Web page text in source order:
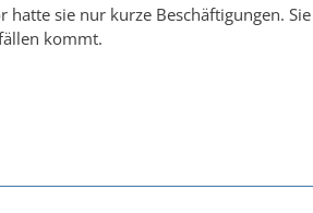
hatte sie nur kurze Beschäftigungen.
kommt.